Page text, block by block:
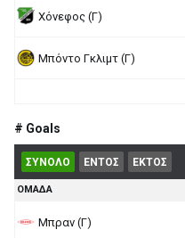
Χόνεφος (Γ)
Μπόντο Γκλιμτ (Γ)
# Goals
ΣΥΝΟΛΟ ΕΝΤΟΣ ΕΚΤΟΣ
ΟΜΑΔΑ
Μπραν (Γ)